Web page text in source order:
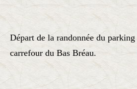
Départ de la randonnée du
carrefour du Bas Bréau.